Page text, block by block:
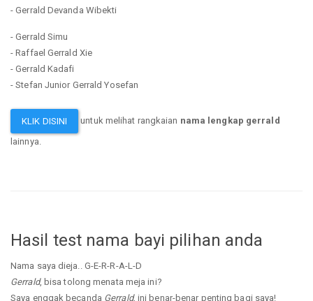
- Gerrald Devanda Wibekti
- Gerrald Simu
- Raffael Gerrald Xie
- Gerrald Kadafi
- Stefan Junior Gerrald Yosefan
KLIK DISINI untuk melihat rangkaian nama lengkap gerrald
lainnya.
Hasil test nama bayi pilihan anda
Nama saya dieja.. G-E-R-R-A-L-D
Gerrald, bisa tolong menata meja ini?
Saya enggak becanda Gerrald, ini benar-benar penting bagi saya!